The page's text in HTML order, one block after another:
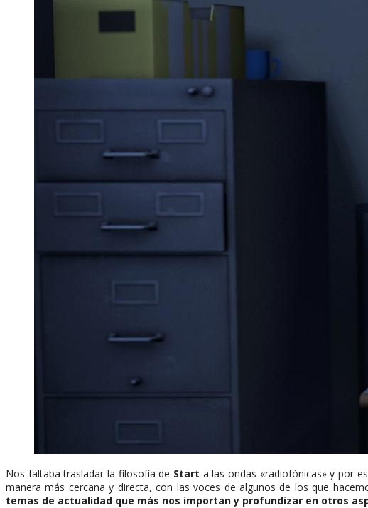
Nos faltaba trasladar la filosofía de Start a las ondas «radiofónicas» y por
manera más cercana y directa, con las voces de algunos de los que
temas de actualidad que más nos importan y profundizar en otros